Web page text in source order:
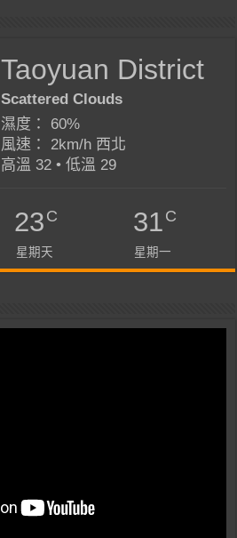
Taoyuan District
Scattered Clouds
濕度： 60%
風速： 2km/h 西北
高溫 32 • 低溫 29
23C
星期天
31C
星期一